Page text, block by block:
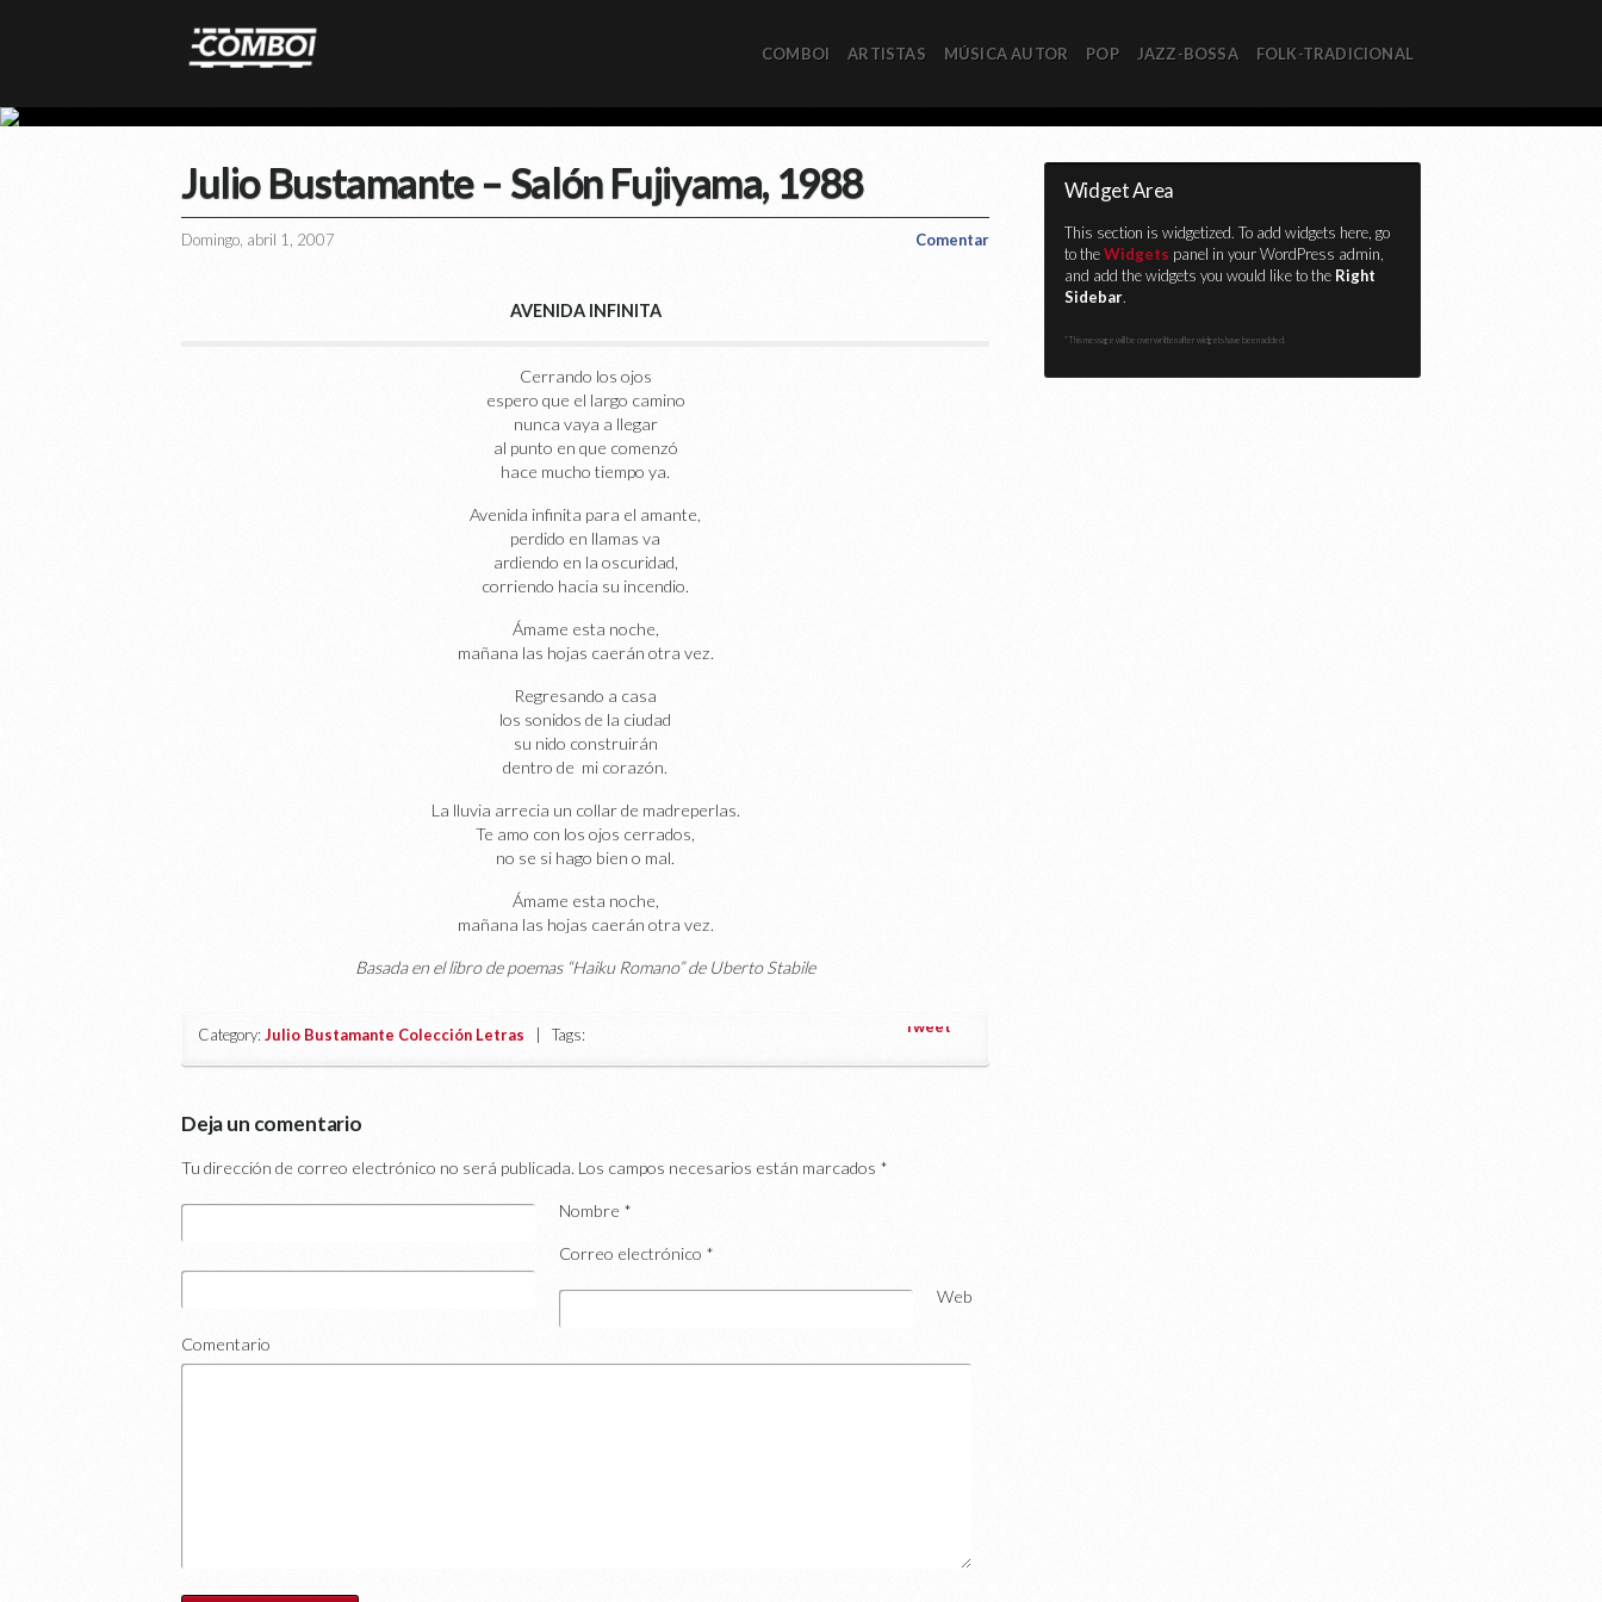
COMBOI ARTISTAS MÚSICA AUTOR POP JAZZ-BOSSA FOLK-TRADICIONAL
Julio Bustamante – Salón Fujiyama, 1988
Domingo, abril 1, 2007 Comentar
AVENIDA INFINITA
Cerrando los ojos
espero que el largo camino
nunca vaya a llegar
al punto en que comenzó
hace mucho tiempo ya.
Avenida infinita para el amante,
perdido en llamas va
ardiendo en la oscuridad,
corriendo hacia su incendio.
Ámame esta noche,
mañana las hojas caerán otra vez.
Regresando a casa
los sonidos de la ciudad
su nido construirán
dentro de mi corazón.
La lluvia arrecia un collar de madreperlas.
Te amo con los ojos cerrados,
no se si hago bien o mal.
Ámame esta noche,
mañana las hojas caerán otra vez.
Basada en el libro de poemas “Haiku Romano” de Uberto Stabile
Category: Julio Bustamante Colección Letras | Tags: Tweet
Deja un comentario
Tu dirección de correo electrónico no será publicada. Los campos necesarios están marcados *
Nombre *
Correo electrónico *
Web
Comentario
Widget Area
This section is widgetized. To add widgets here, go
to theWidgets panel in your WordPress admin,
and add the widgets you would like to the Right
Sidebar.
*This message will be overwritten after widgets have been added.